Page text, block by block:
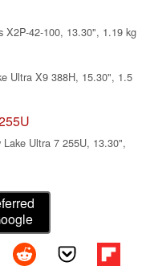
X2P-42-100, 13.30", 1.19 kg
Ultra X9 388H, 15.30", 1.5
Ultra 7 255U, 13.30",